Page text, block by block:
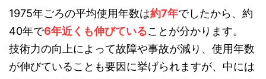
1975年ごろの平均使用年数は約7年でしたから、約
40年で6年近くも伸びていることが分かります。
技術力の向上によって故障や事故が減り、使用年数
が伸びていることも要因に挙げられますが、中には